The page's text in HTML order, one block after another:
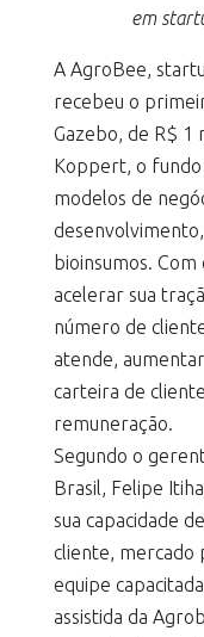
em
A AgroBee,
recebeu o
Gazebo, de R$ 1
Koppert, o
modelos de
bioinsumos.
acelerar sua
número de
atende,
carteira de
remuneração.
Segundo o
Brasil, Felipe
sua capacidade
cliente, mercado
equipe
assistida da